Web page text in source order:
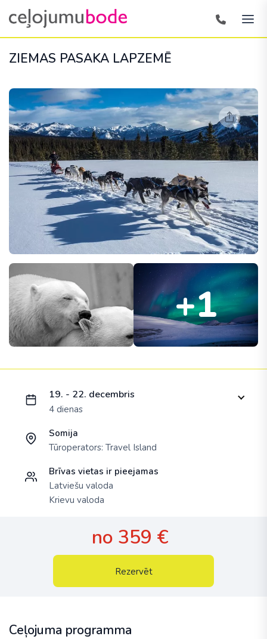
ZIEMAS PASAKA LAPZEMĒ
+1
Ceļojuma programma
19. - 22. decembris
4 dienas
Somija
Tūroperators: Travel Island
Brīvas vietas ir pieejamas
Latviešu valoda
Krievu valoda
no 359 €
Rezervēt